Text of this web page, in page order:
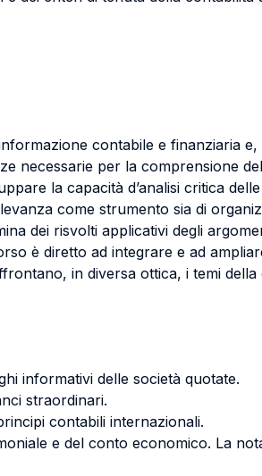
contabile e finanziaria
necessarie per la comprensione
la capacità d’analisi critica
come strumento sia di
dei risvolti applicativi degli
è diretto ad integrare e ad
in diversa ottica, i temi
informativi delle società quotate.
straordinari.
contabili internazionali.
e del conto economico. La